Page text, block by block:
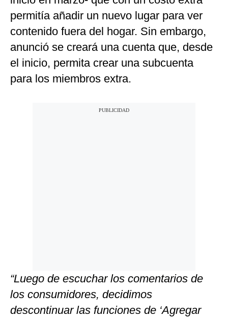
permitía añadir un nuevo lugar para ver
contenido fuera del hogar. Sin embargo,
anunció se creará una cuenta que, desde
el inicio, permita crear una subcuenta
para los miembros extra.
“Luego de escuchar los comentarios de
los consumidores, decidimos
descontinuar las funciones de ‘Agregar